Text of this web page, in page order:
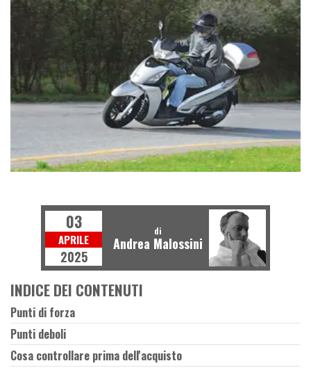
03
APRILE
2025
di
Andrea Malossini
INDICE DEI CONTENUTI
Punti di forza
Punti deboli
Cosa controllare prima dell'acquisto